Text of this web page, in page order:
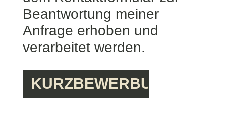
Beantwortung meiner
Anfrage erhoben und
verarbeitet werden.